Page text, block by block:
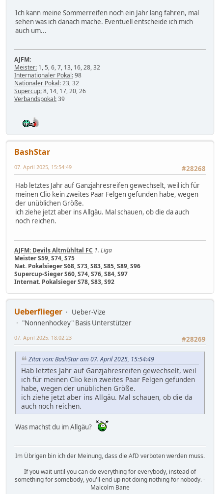
Ich kann meine Sommerreifen noch ein Jahr lang fahren, mal
sehen was ich danach mache. Eventuell entscheide ich mich
auch um...
AJFM:
Meister: 1, 5, 6, 7, 13, 16, 28, 32
Internationaler Pokal:98
Nationaler Pokal:23, 32
Supercup:8, 14, 17, 20, 26
Verbandspokal:39
BashStar
#28268
07. April 2025, 15:54:49
Hab letztes Jahr auf Ganzjahresreifen gewechselt, weil ich für
meinen Clio kein zweites Paar Felgen gefunden habe, wegen
der unüblichen Größe.
ich ziehe jetzt aber ins Allgäu. Mal schauen, ob die da auch
noch reichen.
AJFM: Devils Altmühltal FC 1. Liga
Meister S59, S74, S75
Nat. Pokalsieger S68, S73, S83, S85, S89, S96
Supercup-Sieger S60, S74, S76, S84, S97
Internat. Pokalsieger S78, S83, S92
Ueberflieger
Ueber-Vize
"Nonnenhockey" Basis Unterstützer
#28269
07. April 2025, 18:02:23
Zitat von: BashStar am 07. April 2025, 15:54:49
Hab letztes Jahr auf Ganzjahresreifen gewechselt, weil
ich für meinen Clio kein zweites Paar Felgen gefunden
habe, wegen der unüblichen Größe.
ich ziehe jetzt aber ins Allgäu. Mal schauen, ob die da
auch noch reichen.
Was machst du im Allgäu?
Im Übrigen bin ich der Meinung, dass die AfD verboten werden muss.
If you wait until you can do everything for everybody, instead of
something for somebody, you'll end up not doing nothing for nobody. -
Malcolm Bane